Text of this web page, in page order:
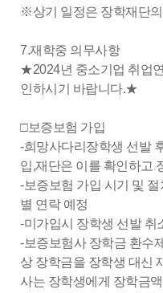
※상기 일정은 장학재단
7.재학중 의무사항
★2024년 중소기업 취업
인하시기 바랍니다.★
□보증보험 가입
-희망사다리장학생 선발
입,재단은 이를 확인하고
-보증보험 가입 시기 및
별 연락 예정
-미가입시 장학생 선발 취
-보증보험사 장학금 환수
상 장학금을 장학생 대신
사는 장학생에게 장학금